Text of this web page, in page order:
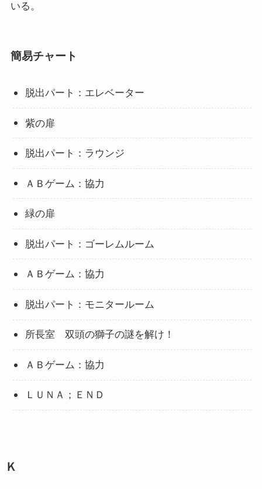
いる。
簡易チャート
脱出パート：エレベーター
紫の扉
脱出パート：ラウンジ
ＡＢゲーム：協力
緑の扉
脱出パート：ゴーレムルーム
ＡＢゲーム：協力
脱出パート：モニタールーム
所長室 双頭の獅子の謎を解け！
ＡＢゲーム：協力
ＬＵＮＡ；ＥＮＤ
Ｋ